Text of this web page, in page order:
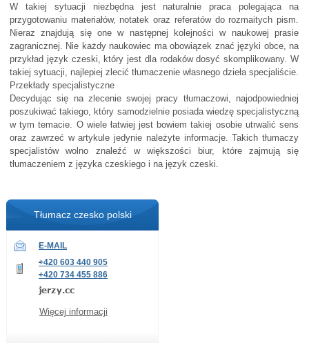
W takiej sytuacji niezbędna jest naturalnie praca polegająca na
przygotowaniu materiałów, notatek oraz referatów do rozmaitych pism.
Nieraz znajdują się one w następnej kolejności w naukowej prasie
zagranicznej. Nie każdy naukowiec ma obowiązek znać języki obce, na
przykład język czeski, który jest dla rodaków dosyć skomplikowany. W
takiej sytuacji, najlepiej zlecić tłumaczenie własnego dzieła specjaliście.
Przekłady specjalistyczne
Decydując się na zlecenie swojej pracy tłumaczowi, najodpowiedniej
poszukiwać takiego, który samodzielnie posiada wiedzę specjalistyczną
w tym temacie. O wiele łatwiej jest bowiem takiej osobie utrwalić sens
oraz zawrzeć w artykule jedynie należyte informacje. Takich tłumaczy
specjalistów wolno znaleźć w większości biur, które zajmują się
tłumaczeniem z języka czeskiego i na język czeski.
Tłumacz czesko polski
E-MAIL
+420 603 440 905
+420 734 455 886
Więcej informacji